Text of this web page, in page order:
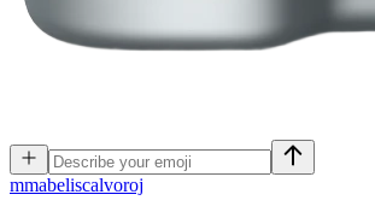
mmabeliscalvoroj